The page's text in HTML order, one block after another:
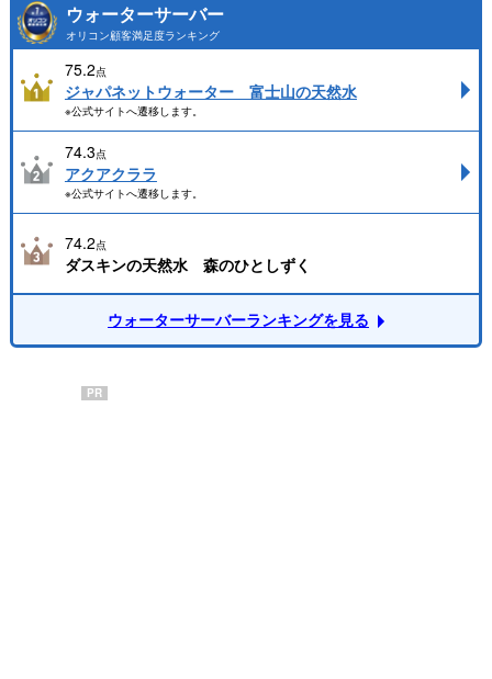
ウォーターサーバー
オリコン顧客満足度ランキング
75.2点
ジャパネットウォーター 富士山の天然水
※公式サイトへ遷移します。
74.3点
アクアクララ
※公式サイトへ遷移します。
74.2点
ダスキンの天然水 森のひとしずく
ウォーターサーバーランキングを見る
PR